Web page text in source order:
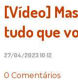
[Vídeo]
tudo que
27/04/2023 10:12
0 Comentários